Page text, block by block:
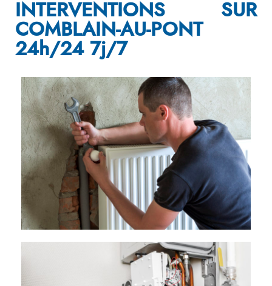
INTERVENTIONS SUR
COMBLAIN-AU-PONT
24h/24 7j/7